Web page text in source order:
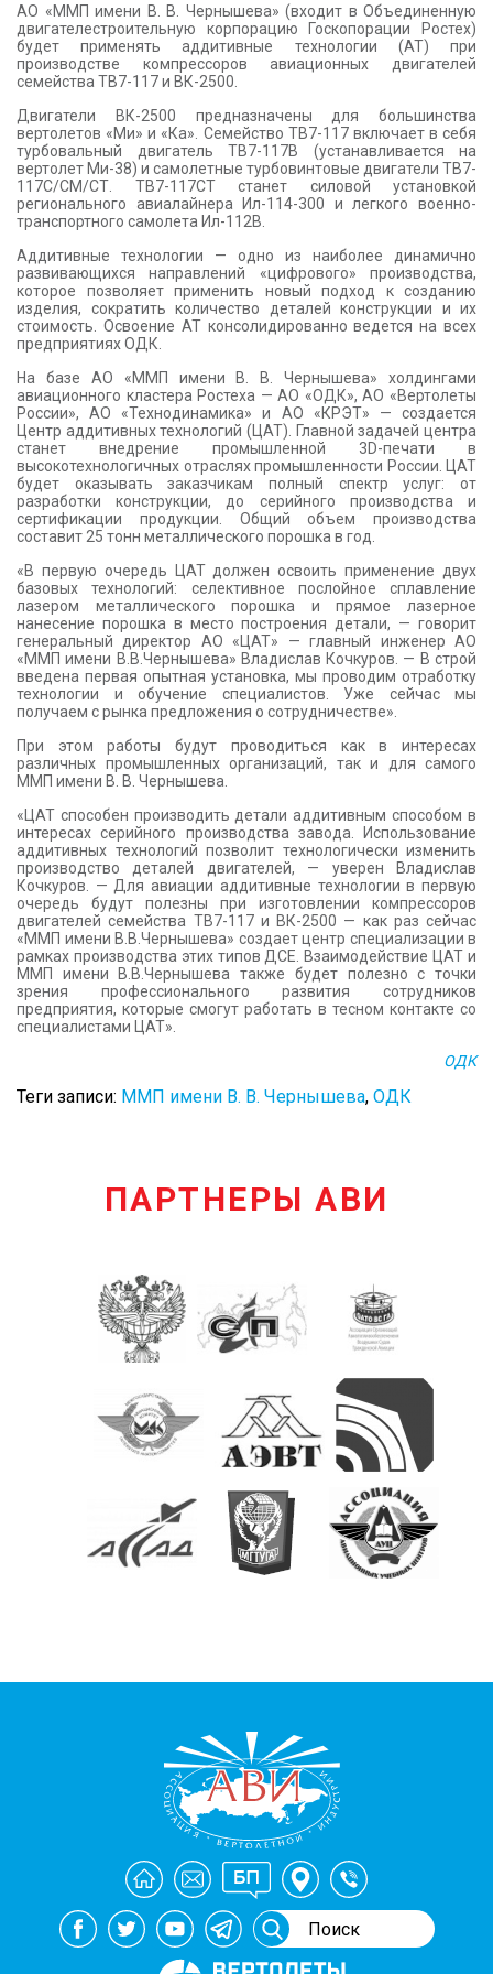
АО «ММП имени В. В. Чернышева» (входит в Объединенную
двигателестроительную корпорацию Госкопорации Ростех)
будет применять аддитивные технологии (АТ) при
производстве компрессоров авиационных двигателей
семейства ТВ7-117 и ВК-2500.
Двигатели ВК-2500 предназначены для большинства
вертолетов «Ми» и «Ка». Семейство ТВ7-117 включает в себя
турбовальный двигатель ТВ7-117В (устанавливается на
вертолет Ми-38) и самолетные турбовинтовые двигатели ТВ7-
117С/СМ/СТ. ТВ7-117СТ станет силовой установкой
регионального авиалайнера Ил-114-300 и легкого военно-
транспортного самолета Ил-112В.
Аддитивные технологии — одно из наиболее динамично
развивающихся направлений «цифрового» производства,
которое позволяет применить новый подход к созданию
изделия, сократить количество деталей конструкции и их
стоимость. Освоение АТ консолидированно ведется на всех
предприятиях ОДК.
На базе АО «ММП имени В. В. Чернышева» холдингами
авиационного кластера Ростеха — АО «ОДК», АО «Вертолеты
России», АО «Технодинамика» и АО «КРЭТ» — создается
Центр аддитивных технологий (ЦАТ). Главной задачей центра
станет внедрение промышленной 3D-печати в
высокотехнологичных отраслях промышленности России. ЦАТ
будет оказывать заказчикам полный спектр услуг: от
разработки конструкции, до серийного производства и
сертификации продукции. Общий объем производства
составит 25 тонн металлического порошка в год.
«В первую очередь ЦАТ должен освоить применение двух
базовых технологий: селективное послойное сплавление
лазером металлического порошка и прямое лазерное
нанесение порошка в место построения детали, — говорит
генеральный директор АО «ЦАТ» — главный инженер АО
«ММП имени В.В.Чернышева» Владислав Кочкуров. — В строй
введена первая опытная установка, мы проводим отработку
технологии и обучение специалистов. Уже сейчас мы
получаем с рынка предложения о сотрудничестве».
При этом работы будут проводиться как в интересах
различных промышленных организаций, так и для самого
ММП имени В. В. Чернышева.
«ЦАТ способен производить детали аддитивным способом в
интересах серийного производства завода. Использование
аддитивных технологий позволит технологически изменить
производство деталей двигателей, — уверен Владислав
Кочкуров. — Для авиации аддитивные технологии в первую
очередь будут полезны при изготовлении компрессоров
двигателей семейства ТВ7-117 и ВК-2500 — как раз сейчас
«ММП имени В.В.Чернышева» создает центр специализации в
рамках производства этих типов ДСЕ. Взаимодействие ЦАТ и
ММП имени В.В.Чернышева также будет полезно с точки
зрения профессионального развития сотрудников
предприятия, которые смогут работать в тесном контакте со
специалистами ЦАТ».
ОДК
Теги записи: ММП имени В. В. Чернышева, ОДК
ПАРТНЕРЫ АВИ